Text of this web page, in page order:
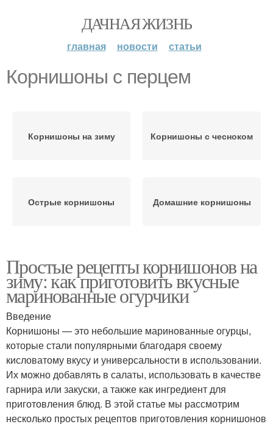
ДАЧНАЯ ЖИЗНЬ
главная новости статьи
Корнишоны с перцем
Корнишоны на зиму Корнишоны с чесноком
Острые корнишоны Домашние корнишоны
Простые рецепты корнишонов на
зиму: как приготовить вкусные
маринованные огурчики
Введение
Корнишоны — это небольшие маринованные огурцы,
которые стали популярными благодаря своему
кисловатому вкусу и универсальности в использовании.
Их можно добавлять в салаты, использовать в качестве
гарнира или закуски, а также как ингредиент для
приготовления блюд. В этой статье мы рассмотрим
несколько простых рецептов приготовления корнишонов